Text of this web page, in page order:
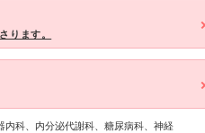
ります。
内科、内分泌代謝科、糖尿病科、神経